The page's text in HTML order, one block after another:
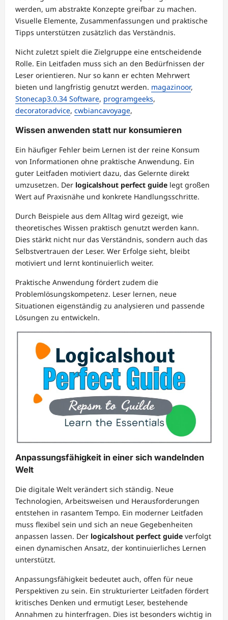
werden, um abstrakte Konzepte greifbar zu machen.
Visuelle Elemente, Zusammenfassungen und praktische
Tipps unterstützen zusätzlich das Verständnis.
Nicht zuletzt spielt die Zielgruppe eine entscheidende
Rolle. Ein Leitfaden muss sich an den Bedürfnissen der
Leser orientieren. Nur so kann er echten Mehrwert
bieten und langfristig genutzt werden. magazinoor,
Stonecap3.0.34 Software, programgeeks,
decoratoradvice, cwbiancavoyage,
Wissen anwenden statt nur konsumieren
Ein häufiger Fehler beim Lernen ist der reine Konsum
von Informationen ohne praktische Anwendung. Ein
guter Leitfaden motiviert dazu, das Gelernte direkt
umzusetzen. Der logicalshout perfect guide legt großen
Wert auf Praxisnähe und konkrete Handlungsschritte.
Durch Beispiele aus dem Alltag wird gezeigt, wie
theoretisches Wissen praktisch genutzt werden kann.
Dies stärkt nicht nur das Verständnis, sondern auch das
Selbstvertrauen der Leser. Wer Erfolge sieht, bleibt
motiviert und lernt kontinuierlich weiter.
Praktische Anwendung fördert zudem die
Problemlösungskompetenz. Leser lernen, neue
Situationen eigenständig zu analysieren und passende
Lösungen zu entwickeln.
Anpassungsfähigkeit in einer sich wandelnden
Welt
Die digitale Welt verändert sich ständig. Neue
Technologien, Arbeitsweisen und Herausforderungen
entstehen in rasantem Tempo. Ein moderner Leitfaden
muss flexibel sein und sich an neue Gegebenheiten
anpassen lassen. Der logicalshout perfect guide verfolgt
einen dynamischen Ansatz, der kontinuierliches Lernen
unterstützt.
Anpassungsfähigkeit bedeutet auch, offen für neue
Perspektiven zu sein. Ein strukturierter Leitfaden fördert
kritisches Denken und ermutigt Leser, bestehende
Annahmen zu hinterfragen. Dies ist besonders wichtig in